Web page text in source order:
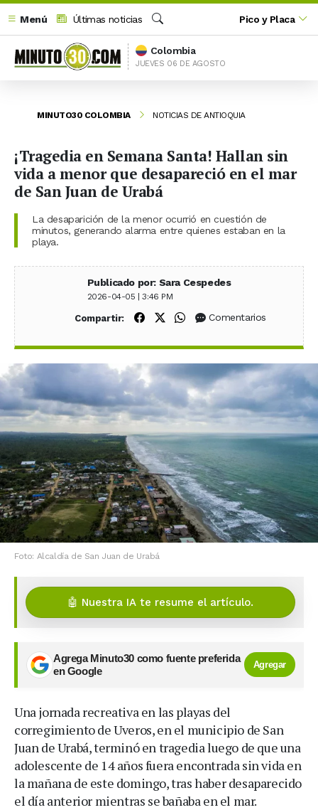
Menú
Últimas noticias
Buscar
Pico y Placa
Colombia
JUEVES 06 DE AGOSTO
MINUTO30 COLOMBIA NOTICIAS DE ANTIOQUIA
¡Tragedia en Semana Santa! Hallan sin
vida a menor que desapareció en el mar
de San Juan de Urabá
La desaparición de la menor ocurrió en cuestión de
minutos, generando alarma entre quienes estaban en la
playa.
Publicado por: Sara Cespedes
2026-04-05 | 3:46 PM
Compartir: Compartir en Facebook
Compartir en X (Twitter)
Compartir en WhatsApp
Comentarios
Foto: Alcaldía de San Juan de Urabá
🤖 Nuestra IA te resume el artículo.
Agrega Minuto30 como fuente preferida
en Google
Agregar
Una jornada recreativa en las playas del
corregimiento de Uveros, en el municipio de San
Juan de Urabá, terminó en tragedia luego de que una
adolescente de 14 años fuera encontrada sin vida en
la mañana de este domingo, tras haber desaparecido
el día anterior mientras se bañaba en el mar.